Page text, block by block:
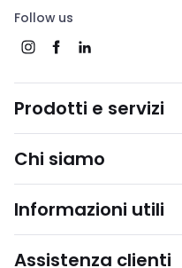
Follow us
Prodotti e servizi
Chi siamo
Informazioni utili
Assistenza clienti